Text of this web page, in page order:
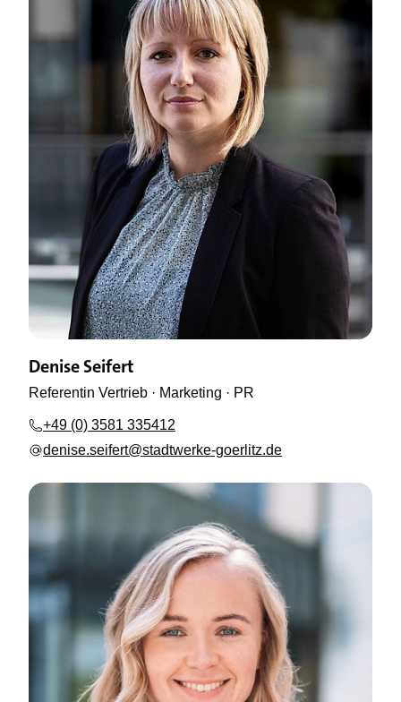
Denise Seifert
Referentin Vertrieb · Marketing · PR
+49 (0) 3581 335412
denise.seifert@stadtwerke-goerlitz.de